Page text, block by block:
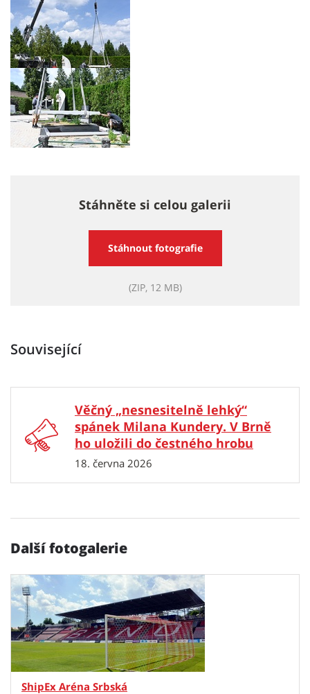
Stáhněte si celou galerii
Stáhnout fotografie
(ZIP, 12 MB)
Související
Věčný „nesnesitelně lehký“
spánek Milana Kundery. V Brně
ho uložili do čestného hrobu
18. června 2026
Další fotogalerie
ShipEx Aréna Srbská